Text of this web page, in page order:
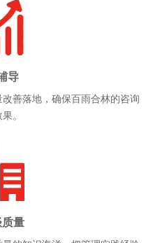
导
善落地，确保百雨合林的咨询
。
量